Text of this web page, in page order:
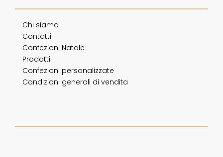
Chi siamo
Contatti
Confezioni Natale
Prodotti
Confezioni personalizzate
Condizioni generali di vendita